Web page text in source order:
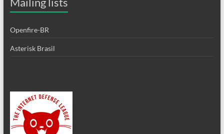
Openfire-BR
Asterisk Brasil